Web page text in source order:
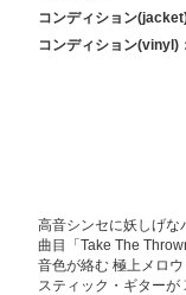
コンディション
コンディション(vinyl)
高音シンセに妖しげな
曲目「Take The
音色が絡む 極上メロ
スティック・ギター